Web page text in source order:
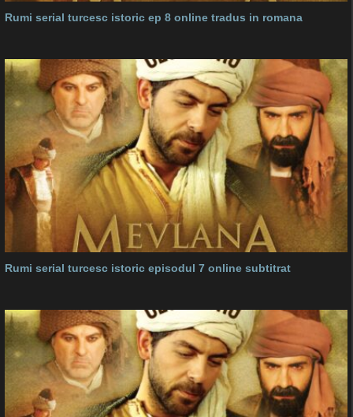
Rumi serial turcesc istoric ep 8 online tradus in romana
Rumi serial turcesc istoric episodul 7 online subtitrat